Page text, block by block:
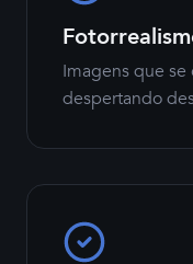
Imagens que
despertando